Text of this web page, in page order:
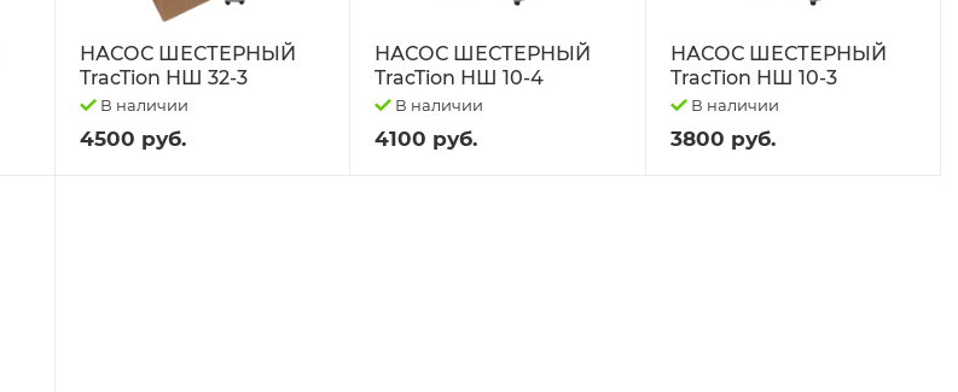
НАСОС ШЕСТЕРНЫЙ
TracTion НШ 32-3
В наличии
4500 руб.
НАСОС ШЕСТЕРНЫЙ
TracTion НШ 10-4
В наличии
4100 руб.
НАСОС ШЕСТЕРНЫЙ
TracTion НШ 10-3
В наличии
3800 руб.